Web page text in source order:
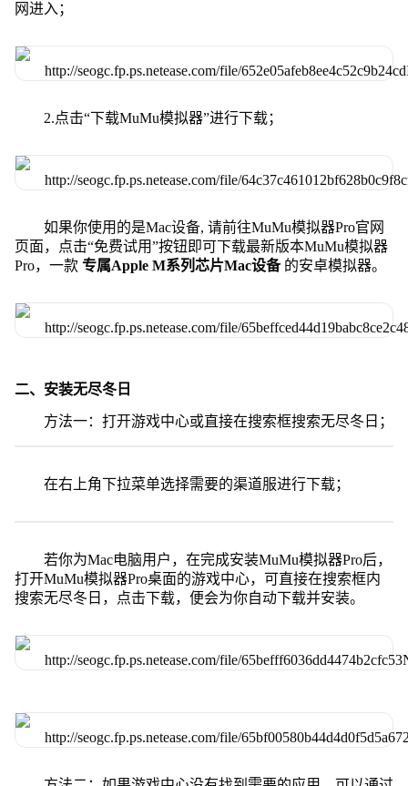
网进入；
2.点击“下载MuMu模拟器”进行下载；
如果你使用的是Mac设备, 请前往MuMu模拟器Pro官网
页面，点击“免费试用”按钮即可下载最新版本MuMu模拟器
Pro，一款 专属Apple M系列芯片Mac设备 的安卓模拟器。
二、安装无尽冬日
方法一：打开游戏中心或直接在搜索框搜索无尽冬日；
在右上角下拉菜单选择需要的渠道服进行下载；
若你为Mac电脑用户，在完成安装MuMu模拟器Pro后，
打开MuMu模拟器Pro桌面的游戏中心，可直接在搜索框内
搜索无尽冬日，点击下载，便会为你自动下载并安装。